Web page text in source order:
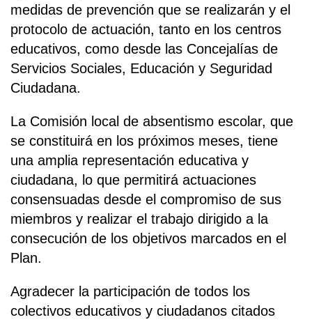
medidas de prevención que se realizarán y el
protocolo de actuación, tanto en los centros
educativos, como desde las Concejalías de
Servicios Sociales, Educación y Seguridad
Ciudadana.
La Comisión local de absentismo escolar, que
se constituirá en los próximos meses, tiene
una amplia representación educativa y
ciudadana, lo que permitirá actuaciones
consensuadas desde el compromiso de sus
miembros y realizar el trabajo dirigido a la
consecución de los objetivos marcados en el
Plan.
Agradecer la participación de todos los
colectivos educativos y ciudadanos citados